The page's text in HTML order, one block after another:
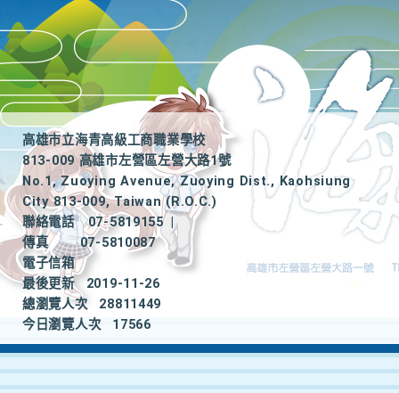
高雄市立海青高級工商職業學校
813-009 高雄市左營區左營大路1號
No.1, Zuoying Avenue, Zuoying Dist., Kaohsiung
City 813-009, Taiwan (R.O.C.)
聯絡電話
07-5819155
|
傳真
07-5810087
電子信箱
最後更新
2019-11-26
總瀏覽人次
28811449
今日瀏覽人次
17566